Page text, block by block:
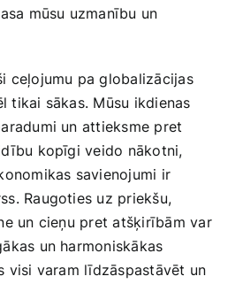
mūsu uzmanību un
ceļojumu pa globalizācijas
tikai sākas. Mūsu ikdienas
un attieksme pret
kopīgi veido nākotni,
savienojumi ir
Raugoties uz priekšu,
‌un cieņu pret atšķirībām var
un harmoniskākas
visi varam līdzāspastāvēt un